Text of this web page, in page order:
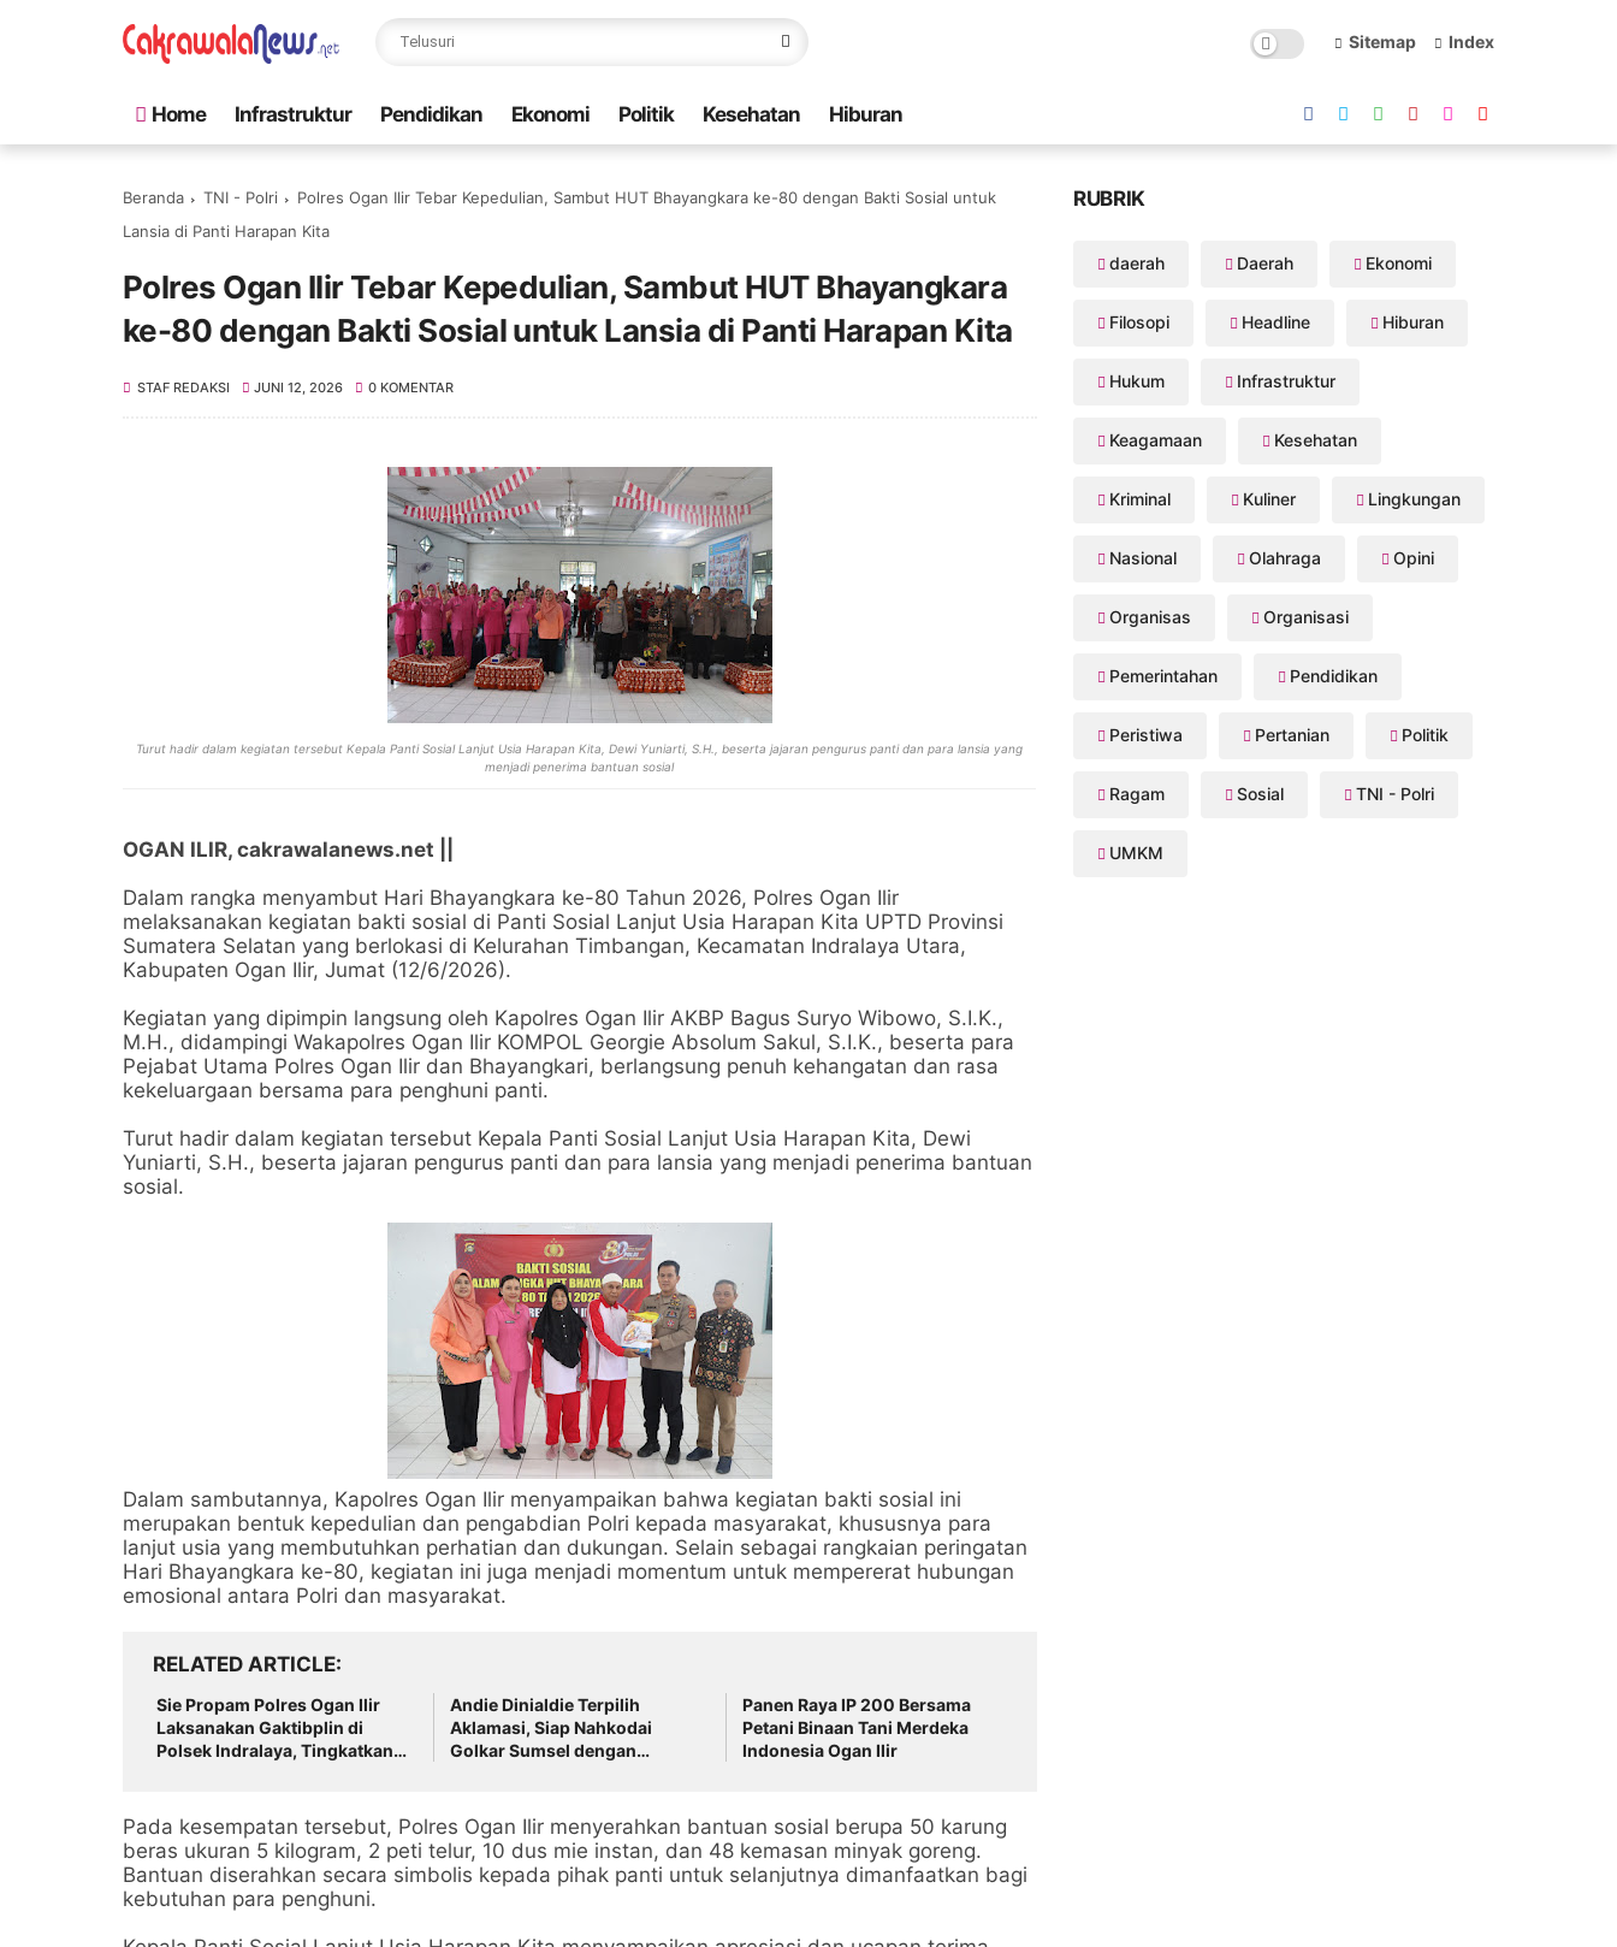
Sitemap Index
Home Infrastruktur Pendidikan Ekonomi Politik Kesehatan Hiburan
Beranda TNI - Polri
Polres Ogan Ilir Tebar Kepedulian, Sambut HUT Bhayangkara ke-80 dengan Bakti Sosial untuk
Lansia di Panti Harapan Kita
Polres Ogan Ilir Tebar Kepedulian, Sambut HUT Bhayangkara
ke-80 dengan Bakti Sosial untuk Lansia di Panti Harapan Kita
STAF REDAKSI JUNI 12, 2026 0 KOMENTAR
Turut hadir dalam kegiatan tersebut Kepala Panti Sosial Lanjut Usia Harapan Kita, Dewi Yuniarti, S.H., beserta jajaran pengurus panti dan para lansia yang
menjadi penerima bantuan sosial
OGAN ILIR, cakrawalanews.net ||
Dalam rangka menyambut Hari Bhayangkara ke-80 Tahun 2026, Polres Ogan Ilir
melaksanakan kegiatan bakti sosial di Panti Sosial Lanjut Usia Harapan Kita UPTD Provinsi
Sumatera Selatan yang berlokasi di Kelurahan Timbangan, Kecamatan Indralaya Utara,
Kabupaten Ogan Ilir, Jumat (12/6/2026).
Kegiatan yang dipimpin langsung oleh Kapolres Ogan Ilir AKBP Bagus Suryo Wibowo, S.I.K.,
M.H., didampingi Wakapolres Ogan Ilir KOMPOL Georgie Absolum Sakul, S.I.K., beserta para
Pejabat Utama Polres Ogan Ilir dan Bhayangkari, berlangsung penuh kehangatan dan rasa
kekeluargaan bersama para penghuni panti.
Turut hadir dalam kegiatan tersebut Kepala Panti Sosial Lanjut Usia Harapan Kita, Dewi
Yuniarti, S.H., beserta jajaran pengurus panti dan para lansia yang menjadi penerima bantuan
sosial.
Dalam sambutannya, Kapolres Ogan Ilir menyampaikan bahwa kegiatan bakti sosial ini
merupakan bentuk kepedulian dan pengabdian Polri kepada masyarakat, khususnya para
lanjut usia yang membutuhkan perhatian dan dukungan. Selain sebagai rangkaian peringatan
Hari Bhayangkara ke-80, kegiatan ini juga menjadi momentum untuk mempererat hubungan
emosional antara Polri dan masyarakat.
RELATED ARTICLE
Sie Propam Polres Ogan Ilir
Laksanakan Gaktibplin di
Polsek Indralaya, Tingkatkan
Andie Dinialdie Terpilih
Aklamasi, Siap Nahkodai
Golkar Sumsel dengan
Panen Raya IP 200 Bersama
Petani Binaan Tani Merdeka
Indonesia Ogan Ilir
Pada kesempatan tersebut, Polres Ogan Ilir menyerahkan bantuan sosial berupa 50 karung
beras ukuran 5 kilogram, 2 peti telur, 10 dus mie instan, dan 48 kemasan minyak goreng.
Bantuan diserahkan secara simbolis kepada pihak panti untuk selanjutnya dimanfaatkan bagi
kebutuhan para penghuni.
RUBRIK
daerah Daerah Ekonomi
Filosopi Headline Hiburan
Hukum Infrastruktur
Keagamaan Kesehatan
Kriminal Kuliner Lingkungan
Nasional Olahraga Opini
Organisas Organisasi
Pemerintahan Pendidikan
Peristiwa Pertanian Politik
Ragam Sosial TNI - Polri
UMKM